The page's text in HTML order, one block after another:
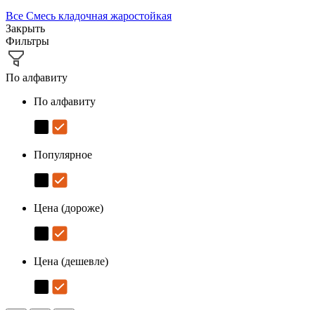
Все Смесь кладочная жаростойкая
Закрыть
Фильтры
По алфавиту
По алфавиту
Популярное
Цена (дороже)
Цена (дешевле)